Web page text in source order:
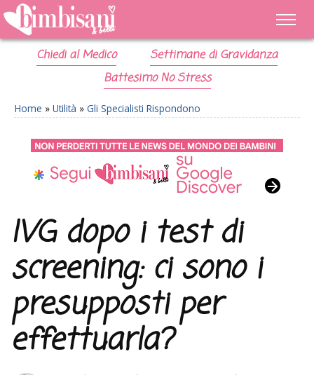
Chiedi al Medico
Settimane di Gravidanza
Battesimo No Stress
Home » Utilità » Gli Specialisti Rispondono
IVG dopo i test di
screening: ci sono i
presupposti per
effettuarla?